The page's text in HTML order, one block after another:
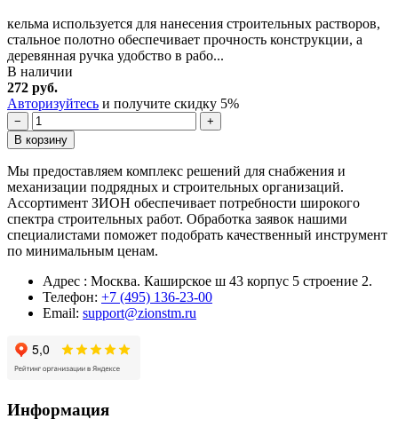
кельма используется для нанесения строительных растворов,
стальное полотно обеспечивает прочность конструкции, а
деревянная ручка удобство в рабо...
В наличии
272 руб.
Авторизуйтесь и получите скидку 5%
−
+
В корзину
Мы предоставляем комплекс решений для снабжения и
механизации подрядных и строительных организаций.
Ассортимент ЗИОН обеспечивает потребности широкого
спектра строительных работ. Обработка заявок нашими
специалистами поможет подобрать качественный инструмент
по минимальным ценам.
Адрес : Москва. Каширское ш 43 корпус 5 строение 2.
Телефон: +7 (495) 136-23-00
Email: support@zionstm.ru
Информация